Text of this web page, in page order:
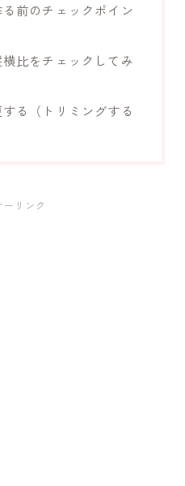
前のチェックポイン
比をチェックしてみ
る（トリミングする
ーリンク